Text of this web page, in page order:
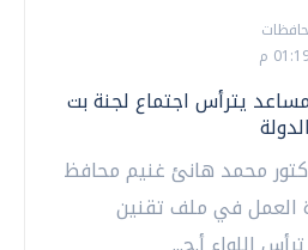
يترأس اجتماع لجنة بت
محمد هانئ غنيم محافظ
العمل في ملف تقنين